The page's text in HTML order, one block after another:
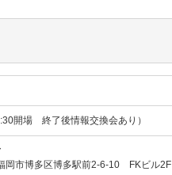
開場 終了後情報交換会あり）
市博多区博多駅前2-6-10 FKビル2F